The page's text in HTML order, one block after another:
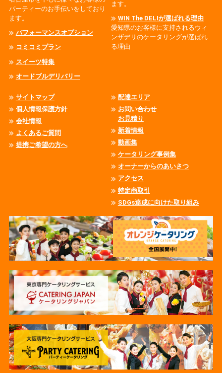
パーティーのお手伝いをしており
ます。
パフォーマンスオプション
コミコミプラン
スイーツ特集
オードブルデリバリー
ます。
WIN The DELIが選ばれる理由
愛知県のお客様に支持されるウィ
ンザデリのケータリングが選ばれ
る理由
サイトマップ
個人情報保護方針
会社情報
よくあるご質問
提携ご希望の方へ
配達エリア
お問い合わせ
お見積り
新着情報
動画集
ケータリング事例集
オーナーからのあいさつ
アクセス
特定商取引
SDGs達成に向けた取り組み